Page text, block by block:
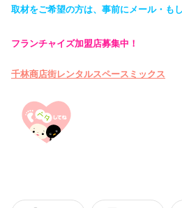
取材をご希望の方は、事前にメール・も
フランチャイズ加盟店募集中！
千林商店街レンタルスペースミックス